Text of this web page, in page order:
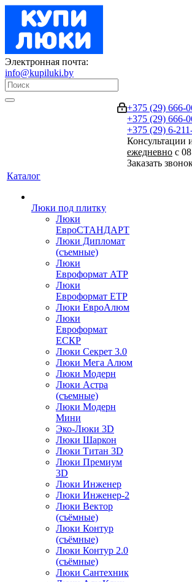
Электронная почта:
info@kupiluki.by
+375 (29) 666-
+375 (29) 666-
+375 (29) 6-
Консультации
ежедневно с
Заказать
Каталог
Люки под плитку
Люки
ЕвроСТАНДАРТ
Люки Дипломат
(съемные)
Люки
Евроформат АТР
Люки
Евроформат ЕТР
Люки ЕвроАлюм
Люки
Евроформат
ЕСКР
Люки Секрет 3.0
Люки Мега Алюм
Люки Модерн
Люки Астра
(съемные)
Люки Модерн
Мини
Эко-Люки 3D
Люки Шаркон
Люки Титан 3D
Люки Премиум
3D
Люки Инженер
Люки Инженер-2
Люки Вектор
(съёмные)
Люки Контур
(съёмные)
Люки Контур 2.0
(съёмные)
Люки Сантехник